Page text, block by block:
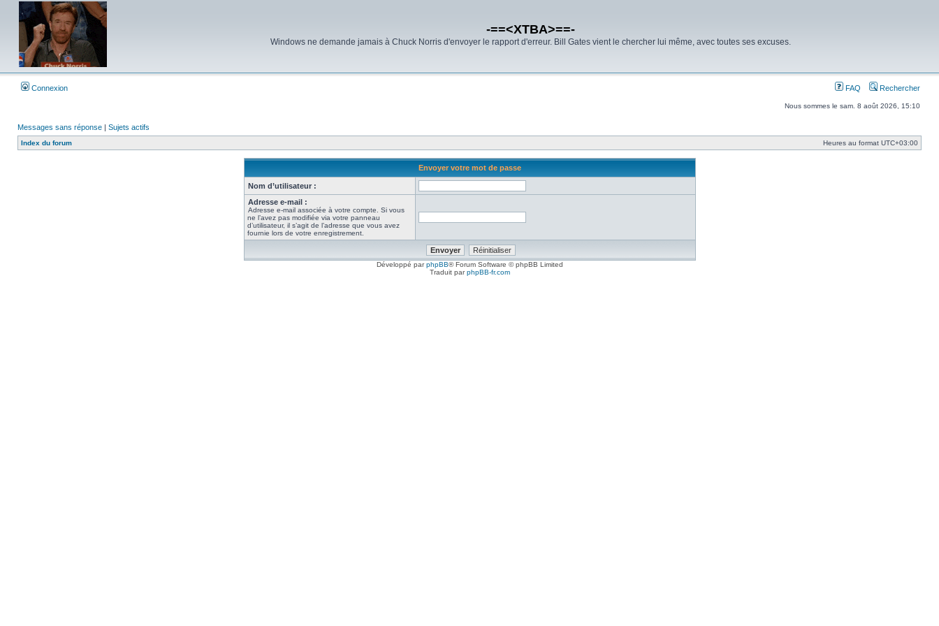
-==<XTBA>==-
Windows ne demande jamais à Chuck Norris d'envoyer le rapport d'erreur. Bill Gates vient le chercher lui même, avec toutes ses excuses.
Connexion FAQ Rechercher
Nous sommes le sam. 8 août 2026, 15:10
Messages sans réponse | Sujets actifs
Index du forum Heures au format UTC+03:00
Envoyer votre mot de passe
Nom d’utilisateur :
Adresse e-mail :
Adresse e-mail associée à votre compte. Si vous
ne l’avez pas modifiée via votre panneau
d’utilisateur, il s’agit de l’adresse que vous avez
fournie lors de votre enregistrement.
Développé parphpBB® Forum Software © phpBB Limited
Traduit parphpBB-fr.com